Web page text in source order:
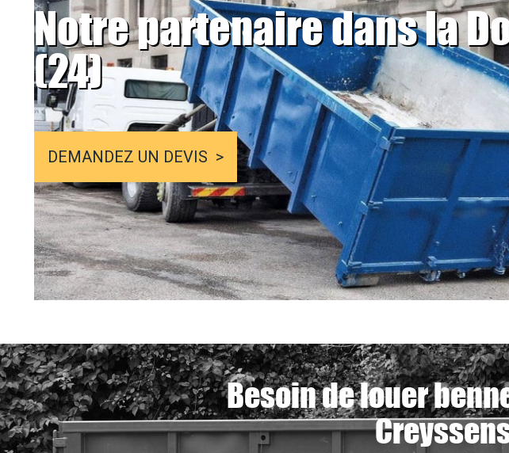
Notre partenaire dans la
(24)
DEMANDEZ UN DEVIS
Besoin de louer